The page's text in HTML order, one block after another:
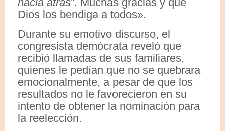
hacia atrás”. Muchas gracias y que
Dios los bendiga a todos».
Durante su emotivo discurso, el
congresista demócrata reveló que
recibió llamadas de sus familiares,
quienes le pedían que no se quebrara
emocionalmente, a pesar de que los
resultados no le favorecieron en su
intento de obtener la nominación para
la reelección.